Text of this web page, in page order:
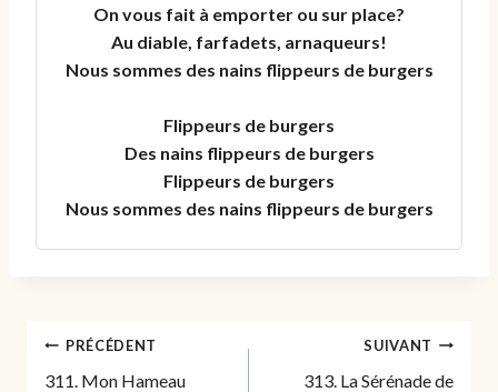
On vous fait à emporter ou sur place?
Au diable, farfadets, arnaqueurs!
Nous sommes des nains flippeurs de burgers
Flippeurs de burgers
Des nains flippeurs de burgers
Flippeurs de burgers
Nous sommes des nains flippeurs de burgers
Navigation
de
PRÉCÉDENT
311. Mon Hameau
SUIVANT
313. La Sérénade de